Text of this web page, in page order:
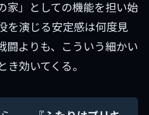
家」としての機能を担い始
を演じる安定感は何度見
闘よりも、こういう細かい
効いてくる。